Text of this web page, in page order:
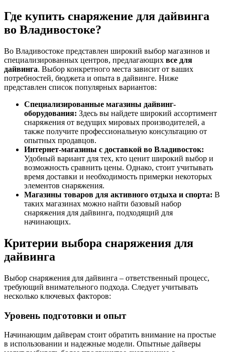
Где купить снаряжение для дайвинга
во Владивостоке?
Во Владивостоке представлен широкий выбор магазинов и
специализированных центров, предлагающих все для
дайвинга. Выбор конкретного места зависит от ваших
потребностей, бюджета и опыта в дайвинге. Ниже
представлен список популярных вариантов:
Специализированные магазины дайвинг-
оборудования: Здесь вы найдете широкий ассортимент
снаряжения от ведущих мировых производителей, а
также получите профессиональную консультацию от
опытных продавцов.
Интернет-магазины с доставкой во Владивосток:
Удобный вариант для тех, кто ценит широкий выбор и
возможность сравнить цены. Однако, стоит учитывать
время доставки и необходимость примерки некоторых
элементов снаряжения.
Магазины товаров для активного отдыха и спорта: В
таких магазинах можно найти базовый набор
снаряжения для дайвинга, подходящий для
начинающих.
Критерии выбора снаряжения для
дайвинга
Выбор снаряжения для дайвинга – ответственный процесс,
требующий внимательного подхода. Следует учитывать
несколько ключевых факторов:
Уровень подготовки и опыт
Начинающим дайверам стоит обратить внимание на простые
в использовании и надежные модели. Опытные дайверы